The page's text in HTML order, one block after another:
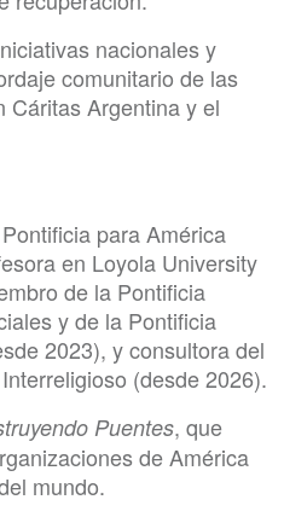
nacionales y
comunitario de las
Cáritas Argentina y el
para América
en Loyola University
de la Pontificia
y de la Pontificia
2023), y consultora del
(desde 2026).
Puentes, que
de América
mundo.